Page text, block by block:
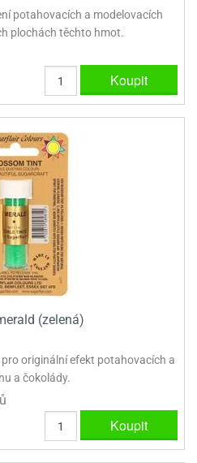
potahovacích a modelovacích
plochách těchto hmot.
Koupit
(zelená)
originální efekt potahovacích a
a čokolády.
Koupit